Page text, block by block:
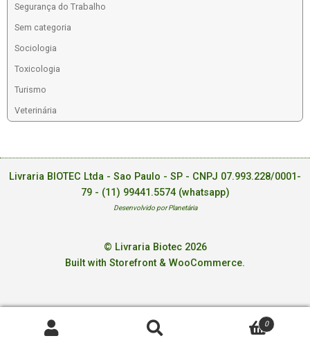
Segurança do Trabalho
Sem categoria
Sociologia
Toxicologia
Turismo
Veterinária
Livraria BIOTEC Ltda - Sao Paulo - SP - CNPJ 07.993.228/0001-
79 - (11) 99441.5574 (whatsapp)
Desenvolvido por Planetária
© Livraria Biotec 2026
Built with Storefront & WooCommerce.
Pesquisar
Pesquisar
0